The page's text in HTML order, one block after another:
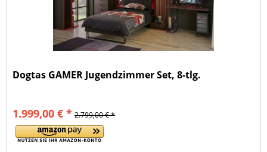
Dogtas GAMER Jugendzimmer Set, 8-tlg.
1.999,00 € * 2.799,00 € *